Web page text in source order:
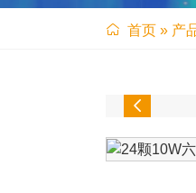
首页 » 产
